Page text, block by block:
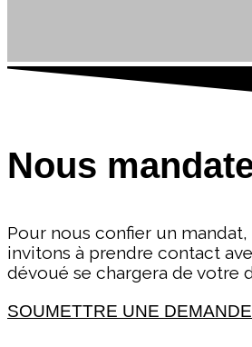
Nous
Pour nous confier un mandat,
invitons à prendre contact
dévoué se chargera de votre
SOUMETTRE UNE DEMANDE